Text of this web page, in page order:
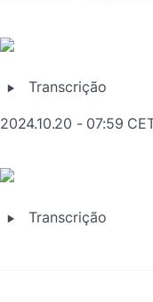
‣ Transcrição
2024.10.20 - 07:59
‣ Transcrição